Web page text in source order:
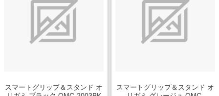
スマートグリップ＆スタンド オ
スマートグリップ＆スタンド オ